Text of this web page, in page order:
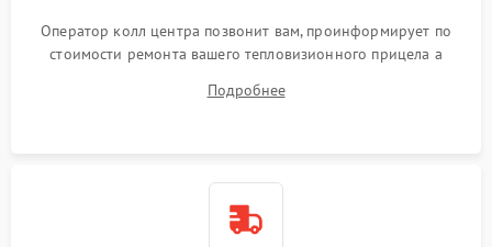
Оператор колл центра позвонит вам, проинформирует по
стоимости ремонта вашего тепловизионного прицела а
Подробнее